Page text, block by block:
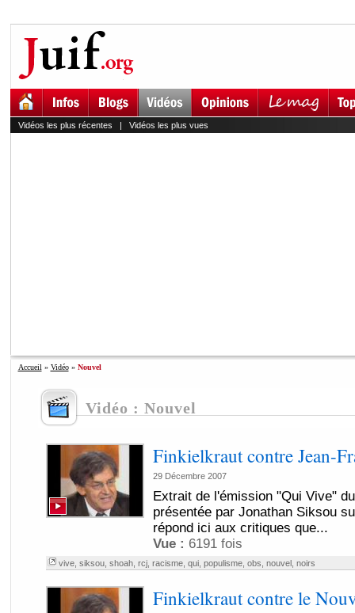
Vidéos les plus récentes | Vidéos les plus vues
Accueil » Vidéo» Nouvel
Vidéo : Nouvel
Finkielkraut contre Jean-
29 Décembre 2007
Extrait de l'émission "Qui Vive"
présentée par Jonathan Siksou
répond ici aux critiques que...
Vue : 6191 fois
vive, siksou, shoah, rcj, racisme, qui, populisme, obs nouvel, noirs
Finkielkraut contre le